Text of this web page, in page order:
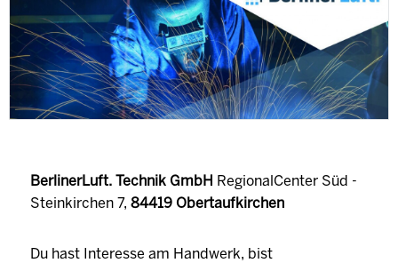
BerlinerLuft. Technik GmbH RegionalCenter Süd -
Steinkirchen 7, 84419 Obertaufkirchen
Du hast Interesse am Handwerk, bist